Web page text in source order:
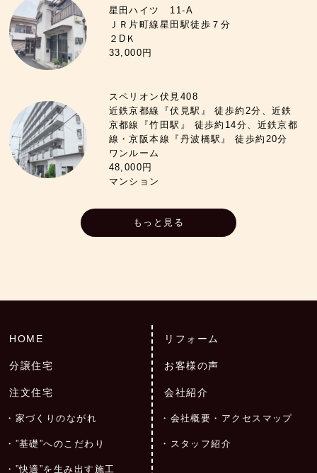
星田ハイツ 11-A
ＪＲ片町線星田駅徒歩７分
２DＫ
33,000円
スペリオン伏見408
近鉄京都線『伏見駅』 徒歩約2分、近鉄
京都線『竹田駅』 徒歩約14分、近鉄京都
線・京阪本線『丹波橋駅』 徒歩約20分
ワンルーム
48,000円
マンション
もっと見る
HOME
分譲住宅
注文住宅
家づくりのながれ
”基礎”へのこだわり
”快適”を生み出す施工
リフォーム
お客様の声
会社紹介
会社概要・アクセスマップ
スタッフ紹介